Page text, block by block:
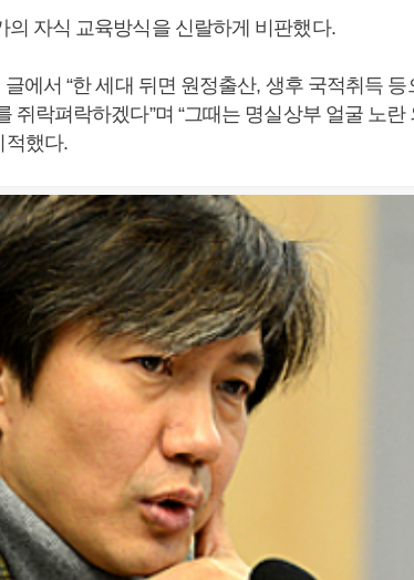
의 자식 교육방식을 신랄하게 비판했다.
에서 “한 세대 뒤면 원정출산, 생후 국적취득 등
쥐락펴락하겠다”며 “그때는 명실상부 얼굴 노란
적했다.